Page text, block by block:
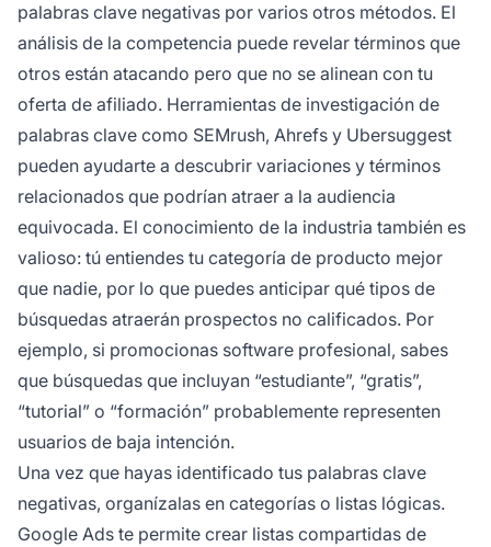
palabras clave negativas por varios otros métodos. El
análisis de la competencia puede revelar términos que
otros están atacando pero que no se alinean con tu
oferta de afiliado. Herramientas de investigación de
palabras clave como SEMrush, Ahrefs y Ubersuggest
pueden ayudarte a descubrir variaciones y términos
relacionados que podrían atraer a la audiencia
equivocada. El conocimiento de la industria también es
valioso: tú entiendes tu categoría de producto mejor
que nadie, por lo que puedes anticipar qué tipos de
búsquedas atraerán prospectos no calificados. Por
ejemplo, si promocionas software profesional, sabes
que búsquedas que incluyan “estudiante”, “gratis”,
“tutorial” o “formación” probablemente representen
usuarios de baja intención.
Una vez que hayas identificado tus palabras clave
negativas, organízalas en categorías o listas lógicas.
Google Ads te permite crear listas compartidas de